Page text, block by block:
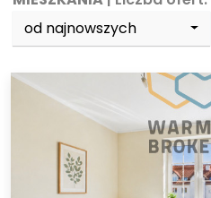
od najnowszych